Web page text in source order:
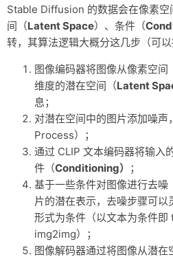
Memos
Stable Diffusion 的数据会在像素空
间（Latent Space）、条件（
转，其算法逻辑大概分这几步（可以
图像编码器将图像从像素空间
维度的潜在空间（Latent
息；
对潜在空间中的图片添加噪
Process）；
通过 CLIP 文本编码器将输入
件（Conditioning）
；
基于一些条件对图像进行去
片的潜在表示，去噪步骤可
形式为条件（以文本为条件
img2img）；
图像解码器通过将图像从潜